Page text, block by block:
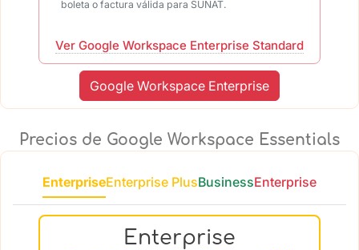
boleta o factura válida para SUNAT.
Ver Google Workspace Enterprise Standard
Google Workspace Enterprise
Precios de Google Workspace Essentials
EnterpriseEnterprise PlusBusinessEnterprise
Enterprise